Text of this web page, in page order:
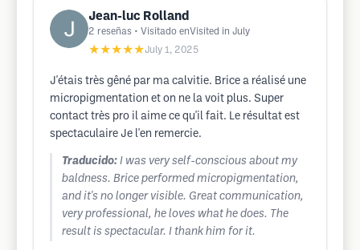
Jean-luc Rolland
2 reseñas • Visitado enVisited in July
★★★★★July 1, 2025
J'étais très gêné par ma calvitie. Brice a réalisé une
micropigmentation et on ne la voit plus. Super
contact très pro il aime ce qu'il fait. Le résultat est
spectaculaire Je l'en remercie.
Traducido: I was very self-conscious about my
baldness. Brice performed micropigmentation,
and it's no longer visible. Great communication,
very professional, he loves what he does. The
result is spectacular. I thank him for it.